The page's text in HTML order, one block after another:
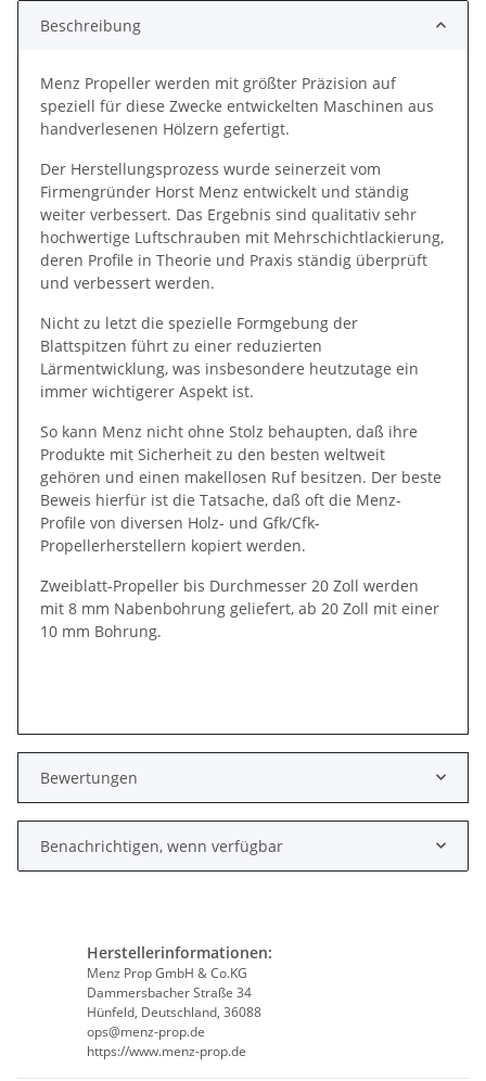
Beschreibung
Menz Propeller werden mit größter Präzision auf
speziell für diese Zwecke entwickelten Maschinen aus
handverlesenen Hölzern gefertigt.
Der Herstellungsprozess wurde seinerzeit vom
Firmengründer Horst Menz entwickelt und ständig
weiter verbessert. Das Ergebnis sind qualitativ sehr
hochwertige Luftschrauben mit Mehrschichtlackierung,
deren Profile in Theorie und Praxis ständig überprüft
und verbessert werden.
Nicht zu letzt die spezielle Formgebung der
Blattspitzen führt zu einer reduzierten
Lärmentwicklung, was insbesondere heutzutage ein
immer wichtigerer Aspekt ist.
So kann Menz nicht ohne Stolz behaupten, daß ihre
Produkte mit Sicherheit zu den besten weltweit
gehören und einen makellosen Ruf besitzen. Der beste
Beweis hierfür ist die Tatsache, daß oft die Menz-
Profile von diversen Holz- und Gfk/Cfk-
Propellerherstellern kopiert werden.
Zweiblatt-Propeller bis Durchmesser 20 Zoll werden
mit 8 mm Nabenbohrung geliefert, ab 20 Zoll mit einer
10 mm Bohrung.
Bewertungen
Benachrichtigen, wenn verfügbar
Herstellerinformationen:
Menz Prop GmbH & Co.KG
Dammersbacher Straße 34
Hünfeld, Deutschland, 36088
ops@menz-prop.de
https://www.menz-prop.de